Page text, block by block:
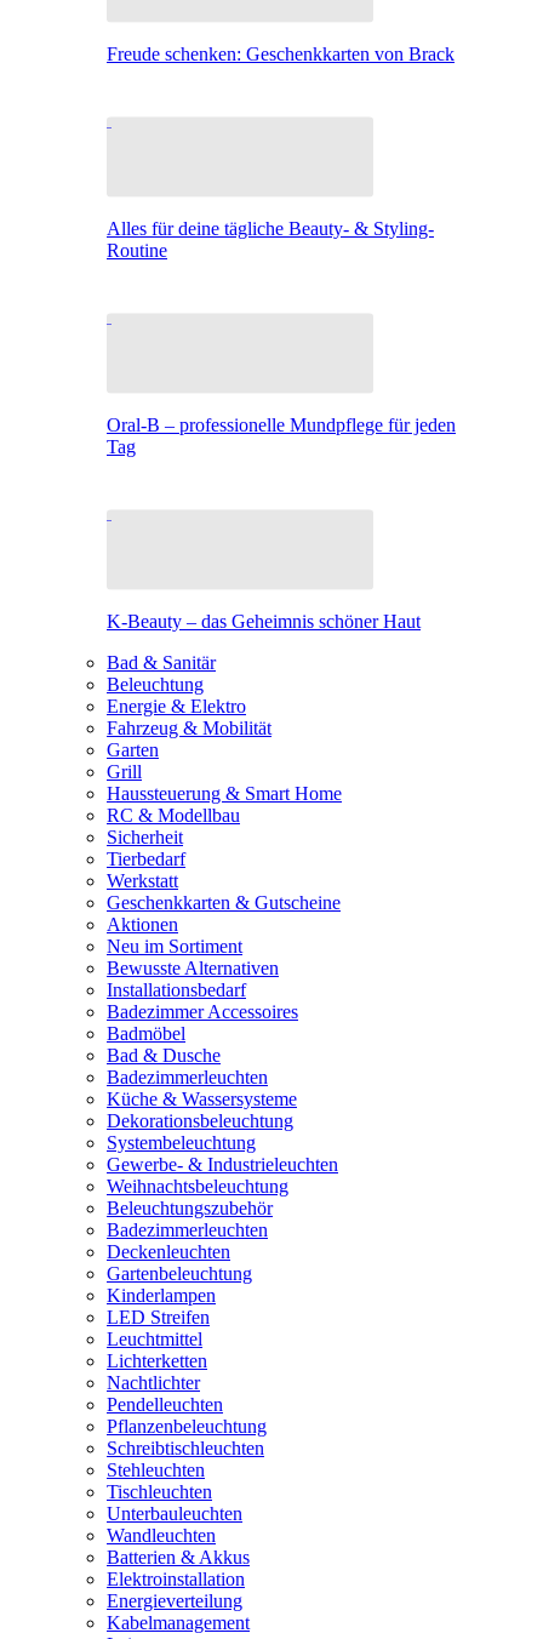
Freude schenken: Geschenkkarten von Brack
Alles für deine tägliche Beauty- & Styling-
Routine
Oral-B – professionelle Mundpflege für jeden
Tag
K-Beauty – das Geheimnis schöner Haut
Bad & Sanitär
Beleuchtung
Energie & Elektro
Fahrzeug & Mobilität
Garten
Grill
Haussteuerung & Smart Home
RC & Modellbau
Sicherheit
Tierbedarf
Werkstatt
Geschenkkarten & Gutscheine
Aktionen
Neu im Sortiment
Bewusste Alternativen
Installationsbedarf
Badezimmer Accessoires
Badmöbel
Bad & Dusche
Badezimmerleuchten
Küche & Wassersysteme
Dekorationsbeleuchtung
Systembeleuchtung
Gewerbe- & Industrieleuchten
Weihnachtsbeleuchtung
Beleuchtungszubehör
Badezimmerleuchten
Deckenleuchten
Gartenbeleuchtung
Kinderlampen
LED Streifen
Leuchtmittel
Lichterketten
Nachtlichter
Pendelleuchten
Pflanzenbeleuchtung
Schreibtischleuchten
Stehleuchten
Tischleuchten
Unterbauleuchten
Wandleuchten
Batterien & Akkus
Elektroinstallation
Energieverteilung
Kabelmanagement